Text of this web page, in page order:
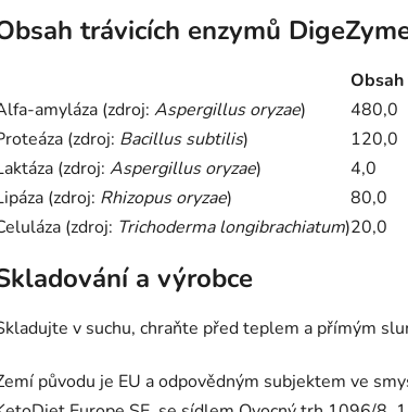
trávicích enzymů
amyláza (zdroj: Aspergillus oryzae)
480,0
(zdroj: Bacillus subtilis)
120,0
(zdroj: Aspergillus oryzae)
4,0
(zdroj: Rhizopus oryzae)
80,0
(zdroj: Trichoderma longibrachiatum)20,0
a výrobce
v suchu, chraňte před teplem a přímým
původu je EU a odpovědným subjektem ve